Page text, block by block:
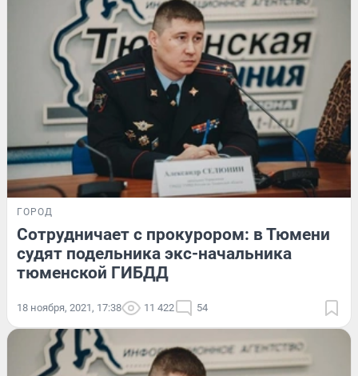
ГОРОД
Сотрудничает с прокурором: в Тюмени
судят подельника экс-начальника
тюменской ГИБДД
18 ноября, 2021, 17:38 11 422 54